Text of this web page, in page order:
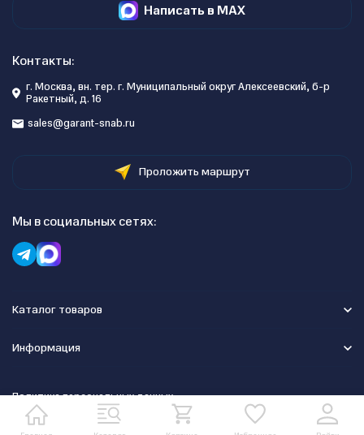
Написать в MAX
Контакты:
г. Москва, вн. тер. г. Муниципальный округ Алексеевский, б-р
Ракетный, д. 16
sales@garant-snab.ru
Проложить маршрут
Мы в социальных сетях:
Каталог товаров
Информация
Политика персональных данных